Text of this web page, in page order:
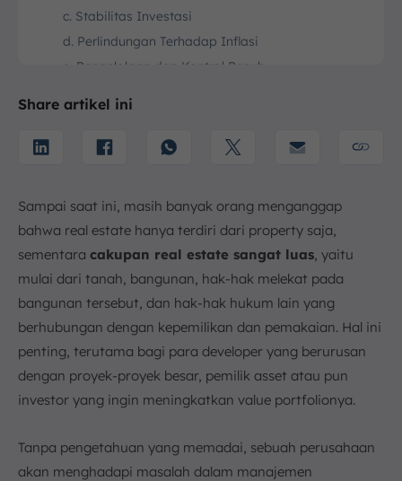
c. Stabilitas Investasi
d. Perlindungan Terhadap Inflasi
e. Pengelolaan dan Kontrol Penuh
a. Riset Pasar
6. Contoh Bisnis Real Estate
b. Kawasan Industri
c. Area Komersial
FAQ:
Share artikel ini
Sampai saat ini, masih banyak orang menganggap
bahwa real estate hanya terdiri dari property saja,
sementara cakupan real estate sangat luas, yaitu
mulai dari tanah, bangunan, hak-hak melekat pada
bangunan tersebut, dan hak-hak hukum lain yang
berhubungan dengan kepemilikan dan pemakaian. Hal ini
penting, terutama bagi para developer yang berurusan
dengan proyek-proyek besar, pemilik asset atau pun
investor yang ingin meningkatkan value portfolionya.
Tanpa pengetahuan yang memadai, sebuah perusahaan
akan menghadapi masalah dalam manajemen